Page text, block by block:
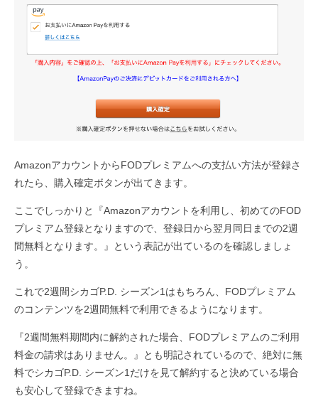
AmazonアカウントからFODプレミアムへの支払い方法が登録さ
れたら、購入確定ボタンが出てきます。
ここでしっかりと『Amazonアカウントを利用し、初めてのFOD
プレミアム登録となりますので、登録日から翌月同日までの2週
間無料となります。』という表記が出ているのを確認しましょ
う。
これで2週間シカゴP.D. シーズン1はもちろん、FODプレミアム
のコンテンツを2週間無料で利用できるようになります。
『2週間無料期間内に解約された場合、FODプレミアムのご利用
料金の請求はありません。』とも明記されているので、絶対に無
料でシカゴP.D. シーズン1だけを見て解約すると決めている場合
も安心して登録できますね。